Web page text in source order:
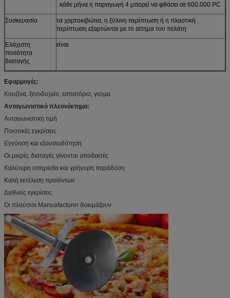
. κάθε μήνα η παραγωγή 4 μπορεί να φθάσει σε 600.000 PC
Συσκευασία
τα χαρτοκιβώτια, η ξύλινη περίπτωση ή η πλαστική
περίπτωση εξαρτώνται με το αίτημα του πελάτη
Ελάχιστη
ποσότητα
διαταγής
είναι
Εφαρμογές:
Κουζίνα, ξενοδοχείο, εστιατόριο, γεύμα
Ανταγωνιστικό πλεονέκτημα:
Ανταγωνιστική τιμή
Ποιοτικές εγκρίσεις
Εγγύηση και εξουσιοδότηση
Οι μικρές διαταγές γίνονται αποδεκτές
Καλύτερη υπηρεσία και γρήγορη παράδοση
Καλή εκτέλεση προϊόντων
Διεθνείς εγκρίσεις
Οι πλούσιοι Manuafacturer δοκιμάζουν